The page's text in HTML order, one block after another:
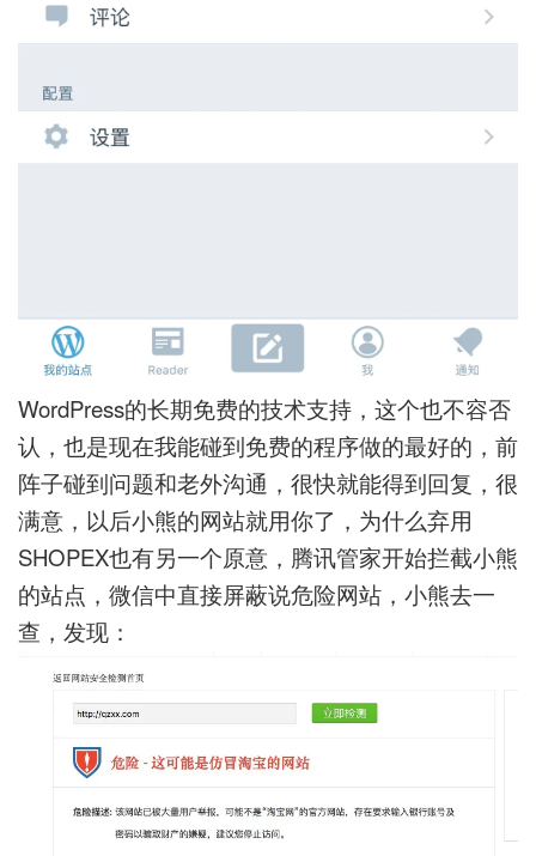
WordPress的长期免费的技术支持，这个也不容否
认，也是现在我能碰到免费的程序做的最好的，前
阵子碰到问题和老外沟通，很快就能得到回复，很
满意，以后小熊的网站就用你了，为什么弃用
SHOPEX也有另一个原意，腾讯管家开始拦截小熊
的站点，微信中直接屏蔽说危险网站，小熊去一
查，发现：